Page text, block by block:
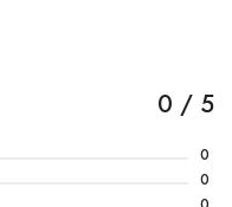
0 / 5
0
0